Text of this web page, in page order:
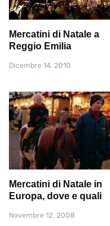
Mercatini di Natale a
Reggio Emilia
Dicembre 14, 2010
Mercatini di Natale in
Europa, dove e quali
Novembre 12, 2008